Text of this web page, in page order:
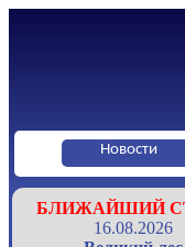
Новости
БЛИЖАЙШИЙ
16.08.2026